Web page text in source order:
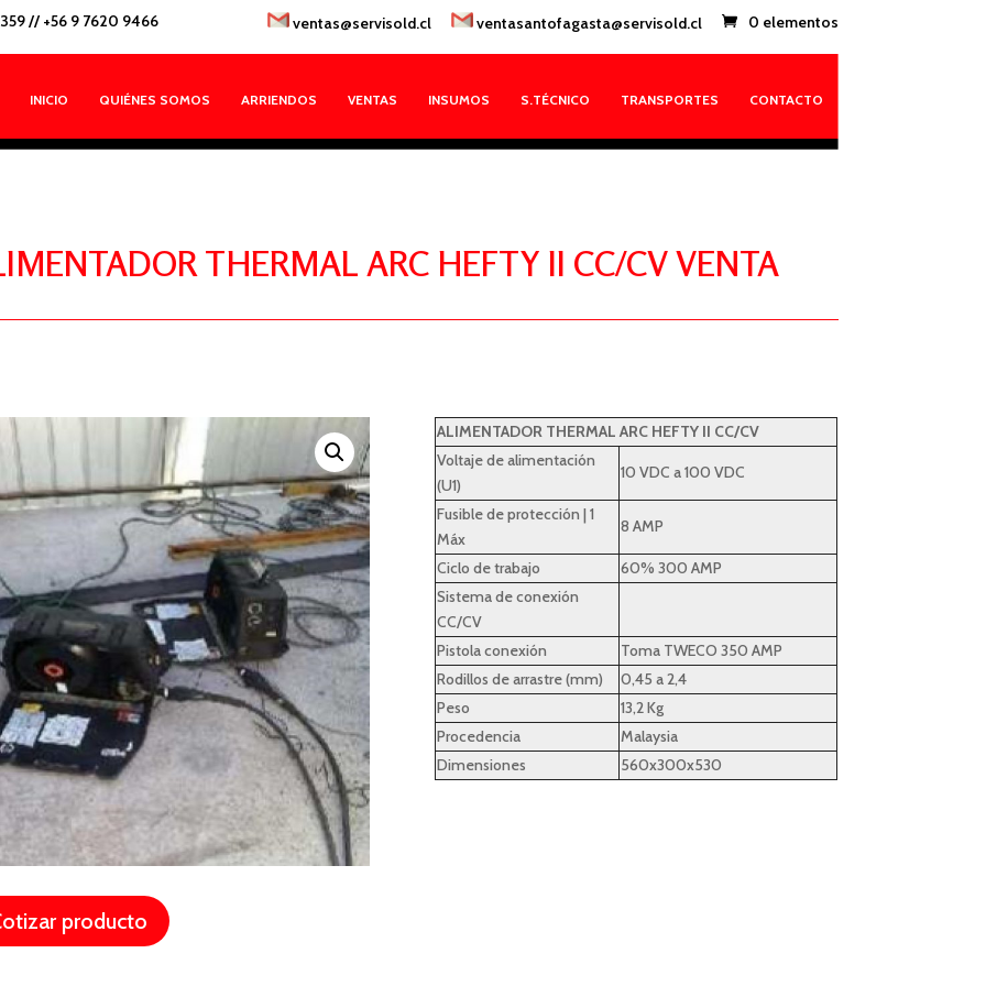
// +56 9 7620 9466 ventas@servisold.cl ventasantofagasta@servisold.cl 0 elementos
INICIO QUIÉNES SOMOS ARRIENDOS VENTAS INSUMOS S.TÉCNICO TRANSPORTES CONTACTO
THERMAL ARC HEFTY II CC/CV VENTA
producto
ALIMENTADOR THERMAL ARC HEFTY II CC/CV
Voltaje de alimentación
(U1)
10 VDC a 100 VDC
Fusible de protección | 1
Máx
8 AMP
Ciclo de trabajo
60% 300 AMP
Sistema de conexión
CC/CV
Pistola conexión
Toma TWECO 350 AMP
Rodillos de arrastre (mm)
0,45 a 2,4
Peso
13,2 Kg
Procedencia
Malaysia
Dimensiones
560x300x530